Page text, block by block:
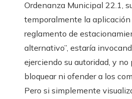
Ordenanza Municipal 22.1,
temporalmente la aplicación
reglamento de
alternativo”, estaría
ejerciendo su autoridad, y no
bloquear ni ofender a los
Pero si simplemente